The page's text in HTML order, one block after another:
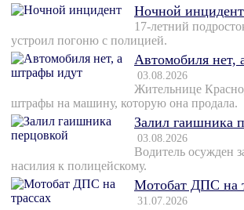
Ночной инцидент
17-летний
устроил погоню с полицией.
Автомобиля нет,
03.08.2026
Жительнице
штрафы на машину, которую она продала.
Залил гаишника
03.08.2026
Водитель осужден
насилия к полицейскому.
Мотобат ДПС на
31.07.2026